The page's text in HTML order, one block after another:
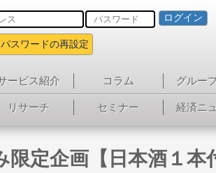
ログイン
パスワードの再設定
ービス紹介 コラム グルー
リサーチ セミナー 経済ニ
限定企画【日本酒１